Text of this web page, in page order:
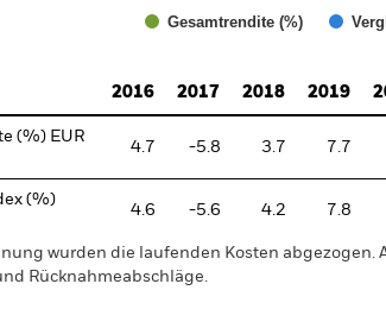
Gesamtrendite (%)
2016
2017 2018 2019
(%) EUR
4.7 -5.8 3.7 7.7
(%)
4.6 -5.6 4.2 7.8
wurden die laufenden Kosten abgezogen.
Rücknahmeabschläge.